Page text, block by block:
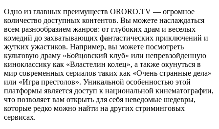
Одно из главных преимуществ ORORO.TV — огромное
количество доступных контентов. Вы можете наслаждаться
всем разнообразием жанров: от глубоких драм и веселых
комедий до захватывающих фантастических приключений и
жутких ужастиков. Например, вы можете посмотреть
культовую драму «Бойцовский клуб» или непревзойденную
киноклассику как «Властелин колец», а также окунуться в
мир современных сериалов таких как «Очень странные дела»
или «Игра престолов». Уникальной особенностью этой
платформы является доступ к национальной кинематографии,
что позволяет вам открыть для себя неведомые шедевры,
которые редко можно найти на других стриминговых
сервисах.